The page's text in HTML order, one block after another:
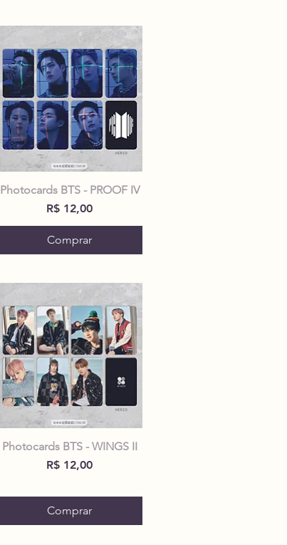
Photocards BTS - PROOF IV
Preço
R$ 12,00
Comprar
Photocards BTS - WINGS II
Preço
R$ 12,00
Comprar